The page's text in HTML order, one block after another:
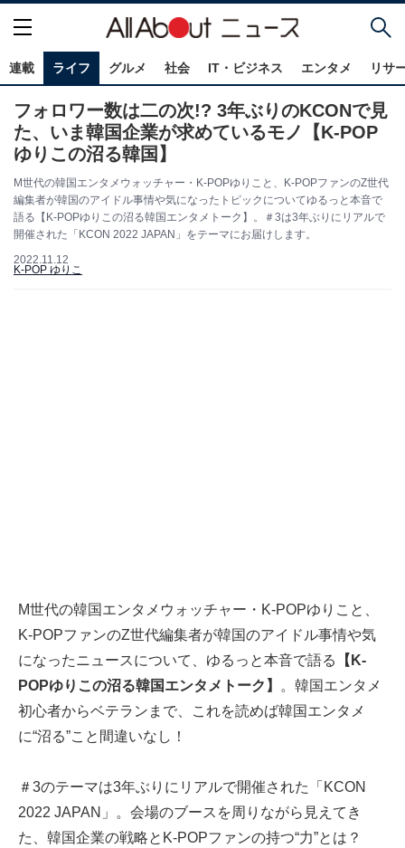
連載 ライフ グルメ 社会 IT・ビジネス エンタメ リサ
フォロワー数は二の次!? 3年ぶりのKCONで見
た、いま韓国企業が求めているモノ【K-POP
ゆりこの沼る韓国】
M世代の韓国エンタメウォッチャー・K-POPゆりこと、K-POPファンのZ世代
編集者が韓国のアイドル事情や気になったトピックについてゆるっと本音で
語る【K-POPゆりこの沼る韓国エンタメトーク】。＃3は3年ぶりにリアルで
開催された「KCON 2022 JAPAN」をテーマにお届けします。
2022.11.12
K-POP ゆりこ
M世代の韓国エンタメウォッチャー・K-POPゆりこと、
K-POPファンのZ世代編集者が韓国のアイドル事情や気
になったニュースについて、ゆるっと本音で語る
【K-
POPゆりこの沼る韓国エンタメトーク】
。韓国エンタメ
初心者からベテランまで、これを読めば韓国エンタメ
に“沼る”こと間違いなし！
＃3のテーマは3年ぶりにリアルで開催された「KCON
2022 JAPAN」。会場のブースを周りながら見えてき
た、韓国企業の戦略とK-POPファンの持つ“力”とは？